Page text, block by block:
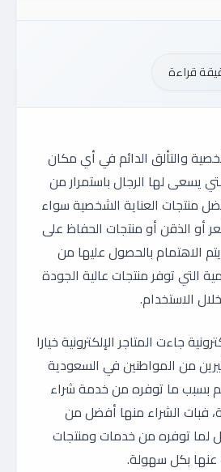
والتألق الدائم في أي مكان
يسعى لها الرجال باستمرار من
منتجات العناية الشخصية سواء
أو الذقن أو منتجات الحفاظ على
الاهتمام بالحصول عليها من
التي توفر منتجات عالية الجودة
الاستخدام.
جاءت المتاجر الإلكترونية خيارا
من المواطنين في السعودية
بسبب ما توفره من خدمة شراء
فبات الشراء منها أفضل من
لما توفره من خدمات ومنتجات
بكل سهولة.